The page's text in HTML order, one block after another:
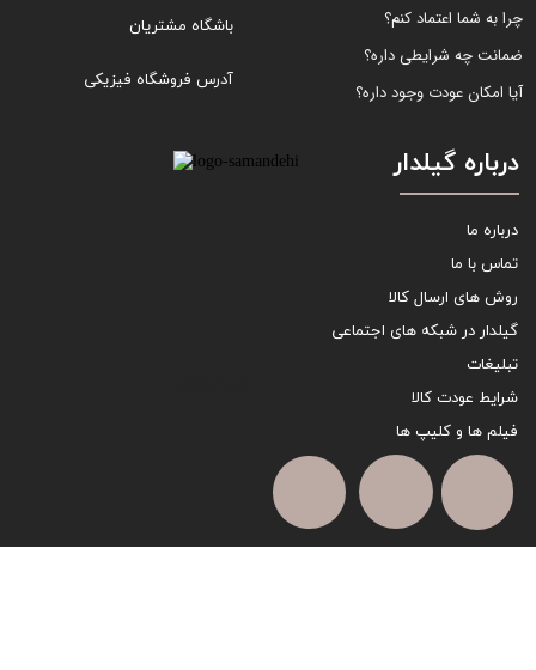
چرا به شما اعتماد کنم؟
ضمانت چه شرایطی داره؟
آیا امکان عودت وجود داره؟
باشگاه مشتریان
آدرس فروشگاه فیزیکی
درباره گیلدار
درباره ما
تماس با ما
روش های ارسال کالا
گیلدار در شبکه های اجتماعی
تبلیغات
شرایط عودت کالا
فیلم ها و کلیپ ها